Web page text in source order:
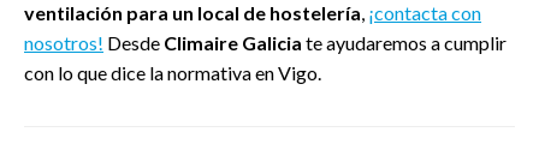
ventilación para un local de hostelería, ¡contacta con
nosotros! Desde Climaire Galicia te ayudaremos a cumplir
con lo que dice la normativa en Vigo.